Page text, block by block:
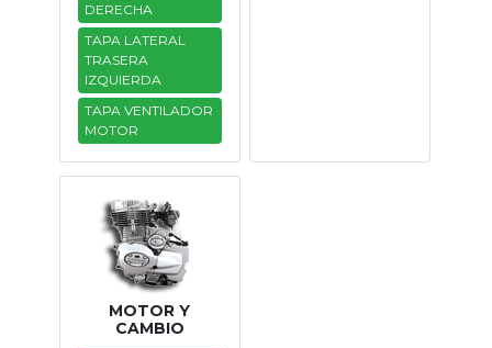
DERECHA
TAPA LATERAL
TRASERA
IZQUIERDA
TAPA VENTILADOR
MOTOR
MOTOR Y
CAMBIO